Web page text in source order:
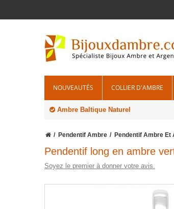
NOUVEAUTÉS COLLIER D'AMBRE
Ambre Baltique Naturel
Pendentif Ambre Pendentif Ambre Et
Pendentif long en ambre
Soyez le premier à donner votre avis.